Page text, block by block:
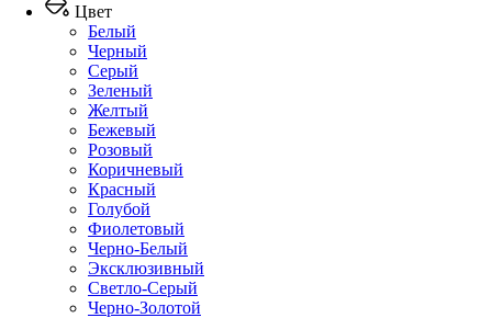
Цвет
Белый
Черный
Серый
Зеленый
Желтый
Бежевый
Розовый
Коричневый
Красный
Голубой
Фиолетовый
Черно-Белый
Эксклюзивный
Светло-Серый
Черно-Золотой